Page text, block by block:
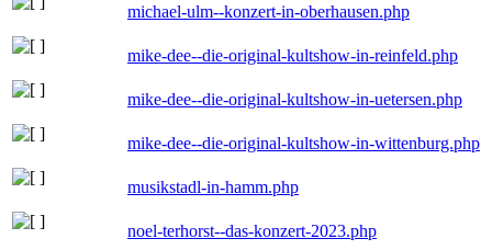
michael-ulm--konzert-in-oberhausen.php
mike-dee--die-original-kultshow-in-reinfeld.php
mike-dee--die-original-kultshow-in-uetersen.php
mike-dee--die-original-kultshow-in-wittenburg.php
musikstadl-in-hamm.php
noel-terhorst--das-konzert-2023.php